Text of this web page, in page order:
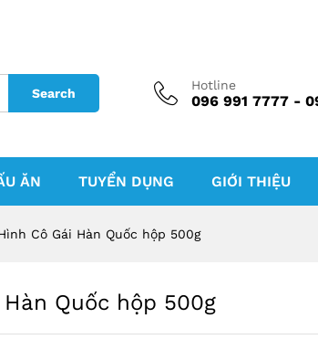
Search
Hotline
096 991 7777 -
ĂN TUYỂN DỤNG GIỚI THIỆU
Cô Gái Hàn Quốc hộp 500g
Quốc hộp 500g